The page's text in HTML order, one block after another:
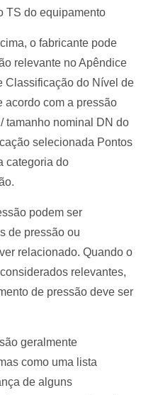
TS do equipamento
o fabricante pode
relevante no Apêndice
Classificação do Nível de
acordo com a pressão
tamanho nominal DN do
selecionada Pontos
categoria do
podem ser
de pressão ou
relacionado. Quando o
relevantes,
de pressão deve ser
geralmente
como uma lista
de alguns